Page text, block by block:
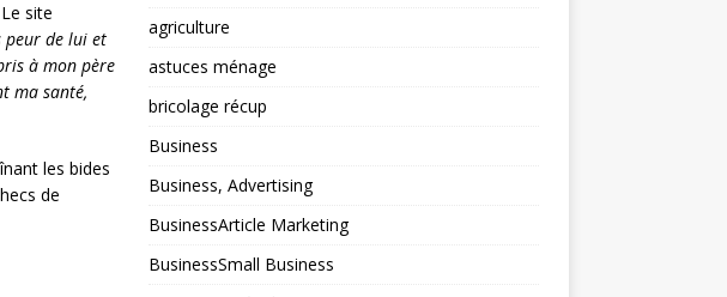
site
peur de lui et
à mon père
ma santé,
les bides
de
agriculture
astuces ménage
bricolage récup
Business
Business, Advertising
BusinessArticle Marketing
BusinessSmall Business